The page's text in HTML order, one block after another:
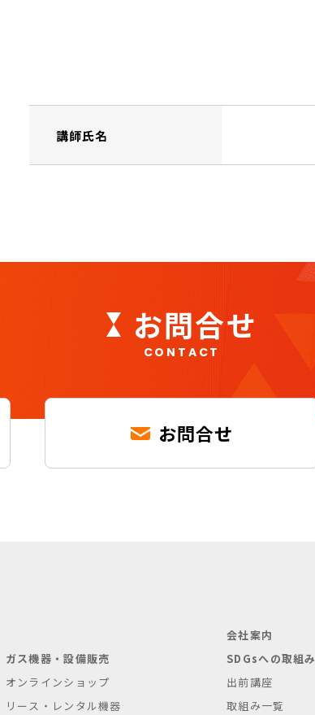
講師氏名
お問合せ
CONTACT
お問合せ
ガス機器・設備販売
オンラインショップ
リース・レンタル機器
会社案内
SDGsへの取組み
出前講座
取組み一覧